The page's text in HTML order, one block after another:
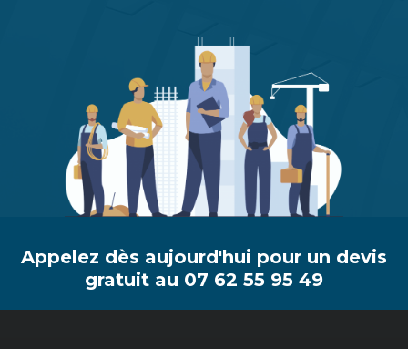
Appelez dès aujourd'hui pour un devis
gratuit au 07 62 55 95 49